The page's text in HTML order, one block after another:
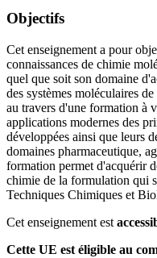
Objectifs
Cet enseignement a pour
connaissances de chimie
quel que soit son domaine
des systèmes moléculaires
au travers d'une formation à
applications modernes des
développées ainsi que leurs
domaines pharmaceutique,
formation permet d'acquérir
chimie de la formulation qui
Techniques Chimiques et
Cet enseignement est
Cette UE est éligible au